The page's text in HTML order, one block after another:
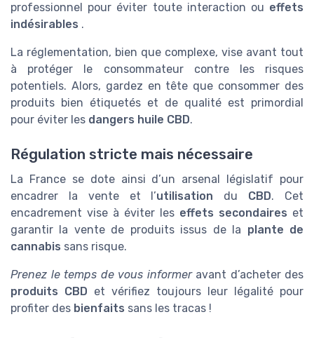
professionnel pour éviter toute interaction ou effets
indésirables .
La réglementation, bien que complexe, vise avant tout
à protéger le consommateur contre les risques
potentiels. Alors, gardez en tête que consommer des
produits bien étiquetés et de qualité est primordial
pour éviter les dangers huile CBD.
Régulation stricte mais nécessaire
La France se dote ainsi d’un arsenal législatif pour
encadrer la vente et l’utilisation du CBD. Cet
encadrement vise à éviter les effets secondaires et
garantir la vente de produits issus de la plante de
cannabis sans risque.
Prenez le temps de vous informeravant d’acheter des
produits CBD et vérifiez toujours leur légalité pour
profiter des bienfaits sans les tracas !